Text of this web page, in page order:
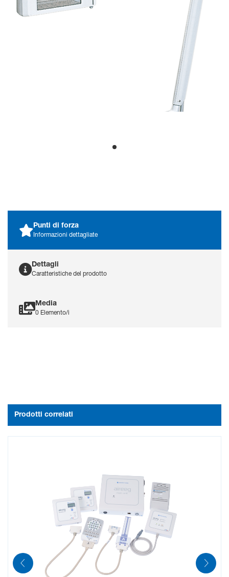
Punti di forza
Informazioni dettagliate
Dettagli
Caratteristiche del prodotto
Media
0 Elemento/i
Frequenza di Flash Regolabile
Integrazione senza soluzione di
Kohden, garantendo un
funzionamento sincronizzato
e una raccolta accurata dei
Prodotti correlati